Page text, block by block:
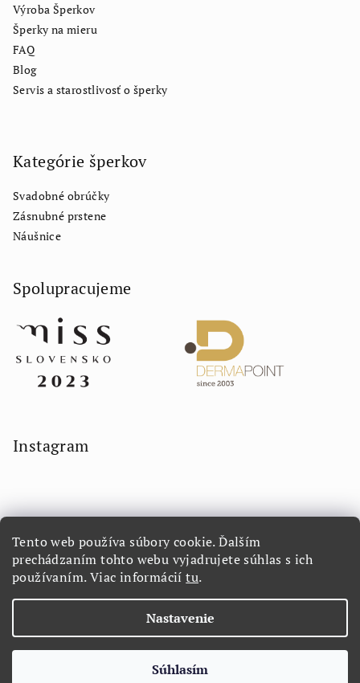
Tento web používa súbory cookie. Ďalším
prechádzaním tohto webu vyjadrujete súhlas s ich
používaním. Viac informáciítu.
Nastavenie
Súhlasím
Výroba Šperkov
Šperky na mieru
FAQ
Blog
Servis a starostlivosť o šperky
Kategórie šperkov
Svadobné obrúčky
Zásnubné prstene
Náušnice
Spolupracujeme
Instagram
Sledovať na Instagrame
Copyright 2026LORETTA.SK. Všetky práva vyhradené.